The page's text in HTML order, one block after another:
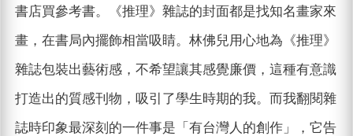
書店買參考書。《推理》雜誌的封面都是找知名畫家來
畫，在書局內擺飾相當吸睛。林佛兒用心地為《推理》
雜誌包裝出藝術感，不希望讓其感覺廉價，這種有意識
打造出的質感刊物，吸引了學生時期的我。而我翻閱雜
誌時印象最深刻的一件事是「有台灣人的創作」，它告